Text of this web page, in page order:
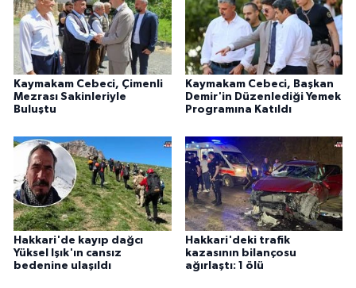
Kaymakam Cebeci, Çimenli
Mezrası Sakinleriyle
Buluştu
Kaymakam Cebeci, Başkan
Demir'in Düzenlediği Yemek
Programına Katıldı
Hakkari'de kayıp dağcı
Yüksel Işık'ın cansız
bedenine ulaşıldı
Hakkari'deki trafik
kazasının bilançosu
ağırlaştı: 1 ölü